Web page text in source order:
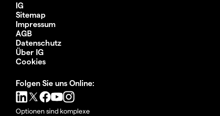
IG
Sitemap
Impressum
AGB
Datenschutz
Über IG
Cookies
Folgen Sie uns Online:
Optionen sind komplexe